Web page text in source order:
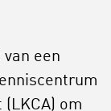
een
om